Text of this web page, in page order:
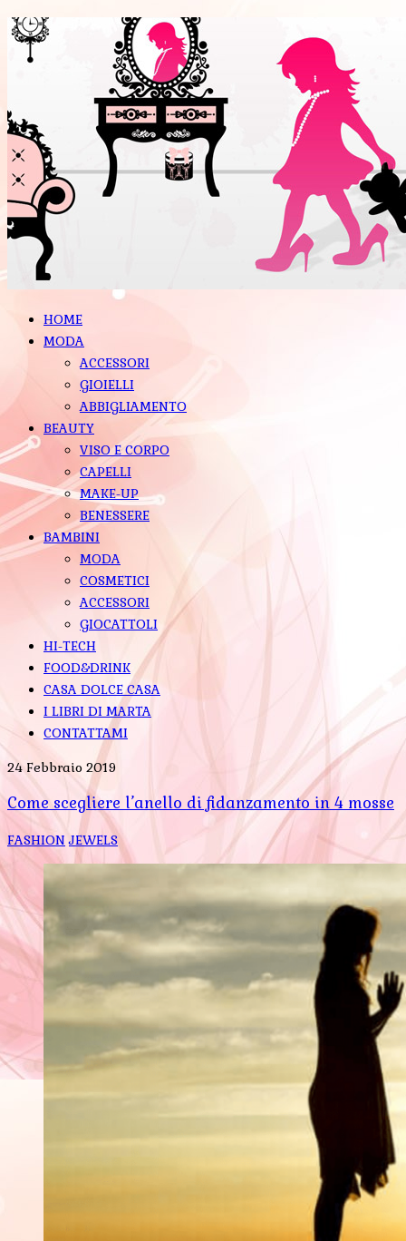
HOME
MODA
ACCESSORI
GIOIELLI
ABBIGLIAMENTO
BEAUTY
VISO E CORPO
CAPELLI
MAKE-UP
BENESSERE
BAMBINI
MODA
COSMETICI
ACCESSORI
GIOCATTOLI
HI-TECH
FOOD&DRINK
CASA DOLCE CASA
I LIBRI DI MARTA
CONTATTAMI
24 Febbraio 2019
Come scegliere l’anello di fidanzamento in 4 mosse
FASHION JEWELS